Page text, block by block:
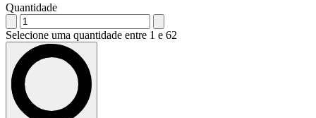
Quantidade
Selecione uma quantidade entre 1 e 62